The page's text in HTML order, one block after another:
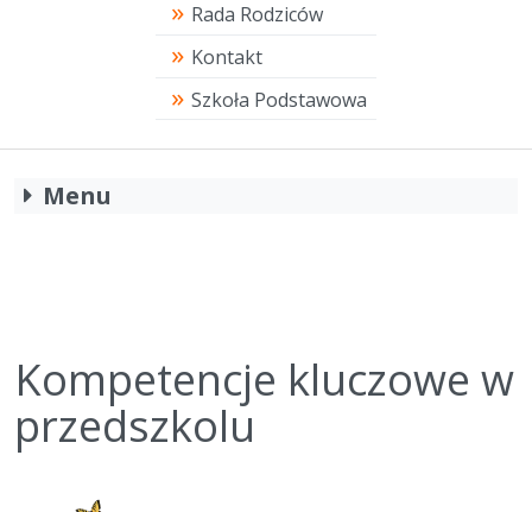
Rada Rodziców
Kontakt
Szkoła Podstawowa
Menu
Kompetencje kluczowe w
przedszkolu